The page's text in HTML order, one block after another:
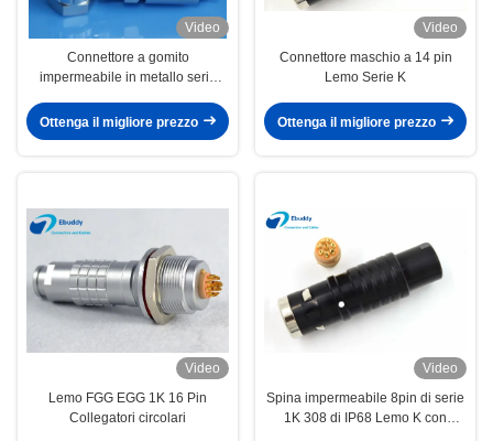
Video
Connettore a gomito
impermeabile in metallo serie
Ottenga il migliore prezzo
Video
Connettore maschio a 14 pin
Lemo Serie K
Ottenga il migliore prezzo
Video
Lemo FGG EGG 1K 16 Pin
Collegatori circolari
Video
Spina impermeabile 8pin di serie
1K 308 di IP68 Lemo K con